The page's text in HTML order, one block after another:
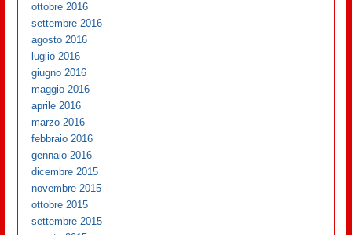
ottobre 2016
settembre 2016
agosto 2016
luglio 2016
giugno 2016
maggio 2016
aprile 2016
marzo 2016
febbraio 2016
gennaio 2016
dicembre 2015
novembre 2015
ottobre 2015
settembre 2015